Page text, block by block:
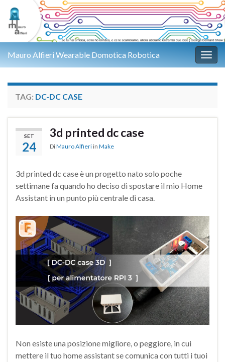
Mauro Alfieri Wearable Domotica Robotica
TAG: DC-DC CASE
SET
24
3d printed dc case
DiMauro Alfieri in Make
3d printed dc case è un progetto nato solo poche
settimane fa quando ho deciso di spostare il mio Home
Assistant in un punto più centrale di casa.
Non esiste una posizione migliore, o peggiore, in cui
mettere il tuo home assistant se comunica con tutti i tuoi